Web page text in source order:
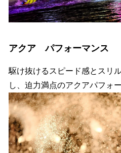
アクア パフォーマンス
駆け抜けるスピード感とスリ
し、迫力満点のアクアパフォ